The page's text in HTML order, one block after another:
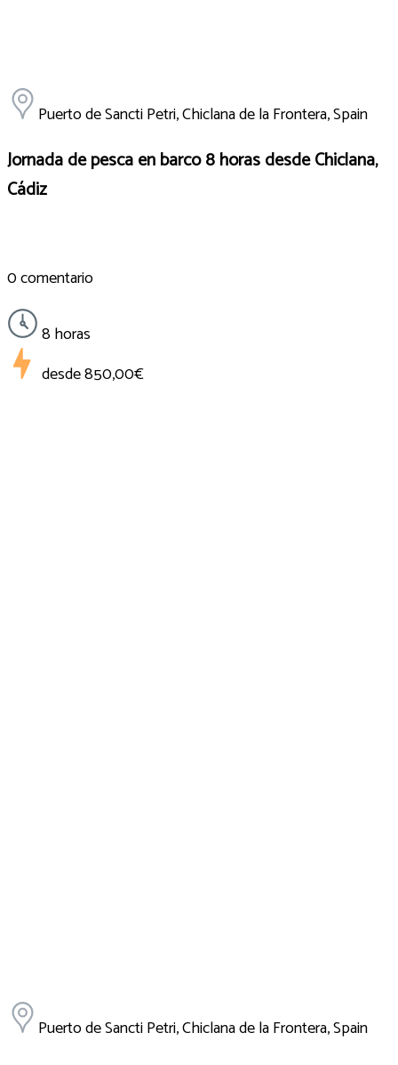
Puerto de Sancti Petri, Chiclana de la Frontera, Spain
Jornada de pesca en barco 8 horas desde Chiclana,
Cádiz
0 comentario
8 horas
desde850,00€
Puerto de Sancti Petri, Chiclana de la Frontera, Spain